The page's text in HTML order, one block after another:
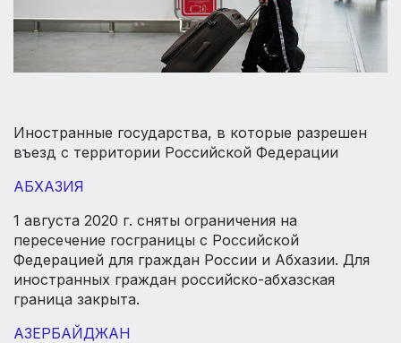
Иностранные государства, в которые разрешен
въезд с территории Российской Федерации
АБХАЗИЯ
1 августа 2020 г. сняты ограничения на
пересечение госграницы с Российской
Федерацией для граждан России и Абхазии. Для
иностранных граждан российско-абхазская
граница закрыта.
АЗЕРБАЙДЖАН